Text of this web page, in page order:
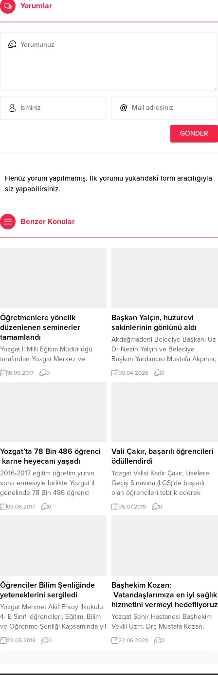
Yorumlar
Henüz yorum yapılmamış. İlk yorumu yukarıdaki form aracılığıyla
siz yapabilirsiniz.
Benzer Konular
Öğretmenlere yönelik
düzenlenen seminerler
tamamlandı
Yozgat İl Milli Eğitim Müdürlüğü
tarafından Yozgat Merkez ve
ilçelerde görev yapan
öğretmenlere yönelik pozitif
16.09.2017 0
Başkan Yalçın, huzurevi
sakinlerinin gönlünü aldı
Akdağmadeni Belediye Başkanı Uz
Dr Nezih Yalçın ve Belediye
Başkan Yardımcısı Mustafa Akpınar,
Akdağmadeni Huzurevi Yaşlı Bakım
ve Rehabilitasyon Merkezi’ni
hakkında bilgi veren Müdür Vekili...
09.04.2026 0
Yozgat’ta 78 Bin 486 öğrenci
karne heyecanı yaşadı
2016-2017 eğitim öğretim yılının
sona ermesiyle birlikte Yozgat il
genelinde 78 Bin 486 öğrenci
karnesini alarak yaz tatiline girdi.
09.06.2017 0
Vali Çakır, başarılı öğrencileri
ödüllendirdi
Yozgat Valisi Kadir Çakır, Liselere
Geçiş Sınavına (LGS)’de başarılı
olan öğrencileri tebrik ederek
ödüllendirdi.
05.07.2019 0
Öğrenciler Bilim Şenliğinde
yeteneklerini sergiledi
Yozgat Mehmet Akif Ersoy İlkokulu
4- E Sınıfı öğrencileri, Eğitim, Bilim
ve Öğrenme Şenliği Kapsamında yıl
içerisinde hazırladıkları projeler
sergiledi.
23.05.2018 0
Başhekim Kozan:
Vatandaşlarımıza en iyi sağlık
hizmetini vermeyi hedefliyoruz
Yozgat Şehir Hastanesi Başhekim
Vekili Uzm. Drç Mustafa Kozan,
hastanelerinde vatandaşlara en iyi
sağlık hizmeti vermeyi
22.06.2020 0